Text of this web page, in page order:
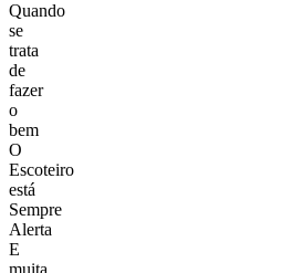
Quando
se
trata
de
fazer
o
bem
O
Escoteiro
está
Sempre
Alerta
E
muita